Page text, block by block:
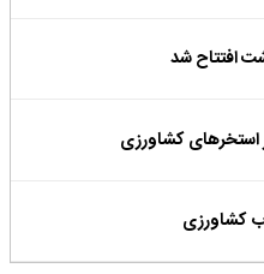
افتتاح شد
استخرهای کشاورزی
کشاورزی